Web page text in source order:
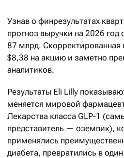
Узнав о финрезультатах
прогноз выручки на 2026
87 млрд. Скорректированная
$8,38 на акцию и заметно
аналитиков.
Результаты Eli Lilly
меняется мировой
Лекарства класса GLP-1
представитель — оземпик),
применялись
диабета, превратились в